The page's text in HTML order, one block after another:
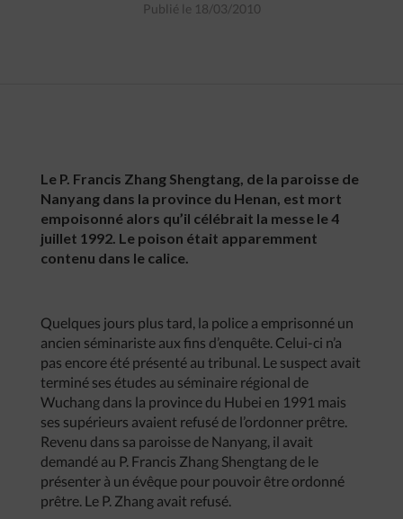
Publié le 18/03/2010
Le P. Francis Zhang Shengtang, de la paroisse de
Nanyang dans la province du Henan, est mort
empoisonné alors qu’il célébrait la messe le 4
juillet 1992. Le poison était apparemment
contenu dans le calice.
Quelques jours plus tard, la police a emprisonné un
ancien séminariste aux fins d’enquête. Celui-ci n’a
pas encore été présenté au tribunal. Le suspect avait
terminé ses études au séminaire régional de
Wuchang dans la province du Hubei en 1991 mais
ses supérieurs avaient refusé de l’ordonner prêtre.
Revenu dans sa paroisse de Nanyang, il avait
demandé au P. Francis Zhang Shengtang de le
présenter à un évêque pour pouvoir être ordonné
prêtre. Le P. Zhang avait refusé.